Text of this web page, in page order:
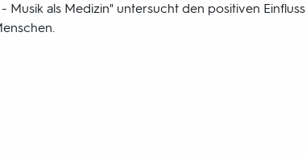
als Medizin" untersucht den positiven Einfluss